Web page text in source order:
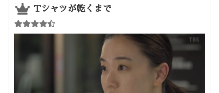
Tシャツが乾くまで